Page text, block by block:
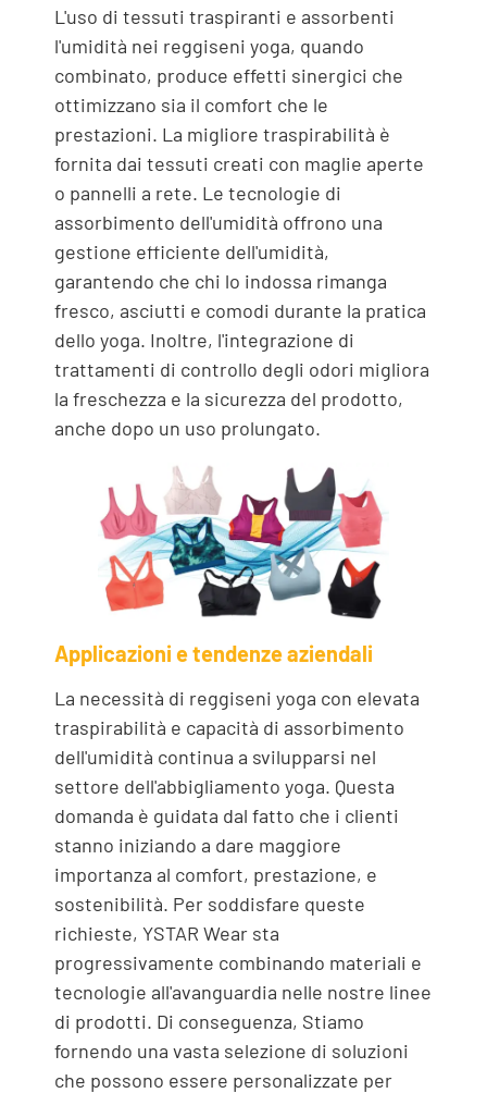
L'uso di tessuti traspiranti e assorbenti
l'umidità nei reggiseni yoga, quando
combinato, produce effetti sinergici che
ottimizzano sia il comfort che le
prestazioni. La migliore traspirabilità è
fornita dai tessuti creati con maglie aperte
o pannelli a rete. Le tecnologie di
assorbimento dell'umidità offrono una
gestione efficiente dell'umidità,
garantendo che chi lo indossa rimanga
fresco, asciutti e comodi durante la pratica
dello yoga. Inoltre, l'integrazione di
trattamenti di controllo degli odori migliora
la freschezza e la sicurezza del prodotto,
anche dopo un uso prolungato.
Applicazioni e tendenze aziendali
La necessità di reggiseni yoga con elevata
traspirabilità e capacità di assorbimento
dell'umidità continua a svilupparsi nel
settore dell'abbigliamento yoga. Questa
domanda è guidata dal fatto che i clienti
stanno iniziando a dare maggiore
importanza al comfort, prestazione, e
sostenibilità. Per soddisfare queste
richieste, YSTAR Wear sta
progressivamente combinando materiali e
tecnologie all'avanguardia nelle nostre linee
di prodotti. Di conseguenza, Stiamo
fornendo una vasta selezione di soluzioni
che possono essere personalizzate per